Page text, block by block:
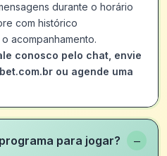
durante o horário
com histórico
acompanhamento.
conosco pelo chat, envie
ou agende uma
para jogar? −